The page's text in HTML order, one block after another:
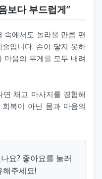
보다 부드럽게”
속에서도 놀라울 만큼 편
입니다. 손이 닿지 못하
마음의 무게를 모두 내려
채교 마사지를 경험해
복이 아닌 몸과 마음의
요? 좋아요를 눌러
주세요!